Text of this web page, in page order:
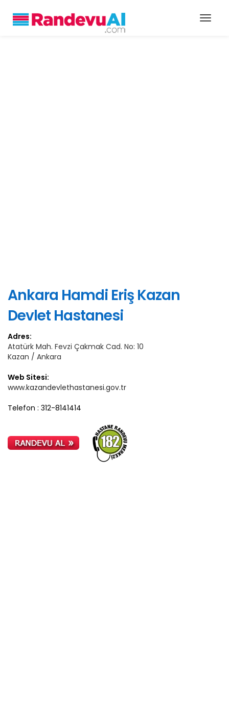
Ankara Hamdi Eriş Kazan
Devlet Hastanesi
Adres:
Atatürk Mah. Fevzi Çakmak Cad. No: 10
Kazan / Ankara
Web Sitesi:
www.kazandevlethastanesi.gov.tr
Telefon : 312-8141414